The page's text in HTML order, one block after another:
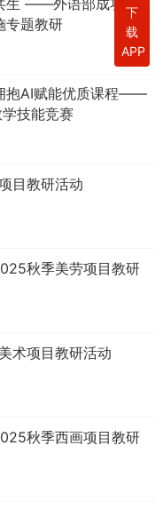
生 ——外语部成功举
专题教研
抱AI赋能优质课程——
技能竞赛
目教研活动
秋季美劳项目教研
术项目教研活动
秋季西画项目教研
下
载
APP